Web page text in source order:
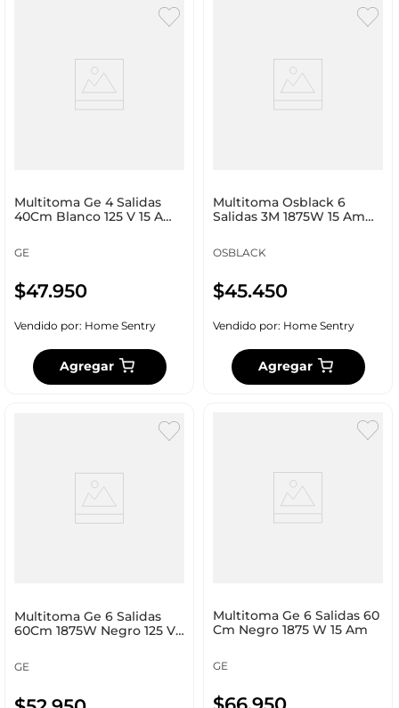
Multitoma Ge 4 Salidas
40Cm Blanco 125 V 15 Am
GE
$47.950
Vendido por: Home Sentry
Agregar
Multitoma Osblack 6
Salidas 3M 1875W 15 Am
OSBLACK
$45.450
Vendido por: Home Sentry
Agregar
Multitoma Ge 6 Salidas
60Cm 1875W Negro 125 V
GE
Multitoma Ge 6 Salidas 60
Cm Negro 1875 W 15 Am
GE